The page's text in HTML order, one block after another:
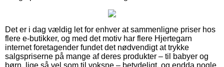
Det er i dag vældig let for enhver at sammenligne priser hos
flere e-butikker, og med det motiv har flere Hjertegarn
internet foretagender fundet det nødvendigt at trykke
salgspriserne på mange af deres produkter – til babyer og
børn, lige så vel som til voksne – betydeligt, og endda nogle